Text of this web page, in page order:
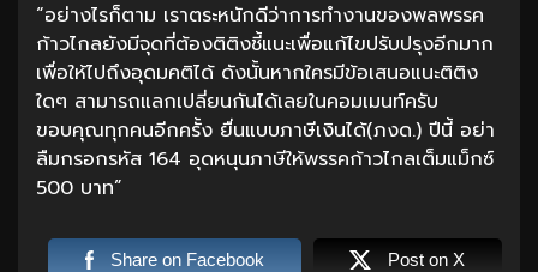
“อย่างไรก็ตาม เราตระหนักดีว่าการทำงานของพลพรรค
ก้าวไกลยังมีจุดที่ต้องติติงชี้แนะเพื่อแก้ไขปรับปรุงอีกมาก
เพื่อให้ไปถึงอุดมคติได้ ดังนั้นหากใครมีข้อเสนอแนะติติง
ใดๆ สามารถแลกเปลี่ยนกันได้เลยในคอมเมนท์ครับ
ขอบคุณทุกคนอีกครั้ง ยื่นแบบภาษีเงินได้(ภงด.) ปีนี้ อย่า
ลืมกรอกรหัส 164 อุดหนุนภาษีให้พรรคก้าวไกลเต็มแม็กซ์
500 บาท”
Share on Facebook Post on X